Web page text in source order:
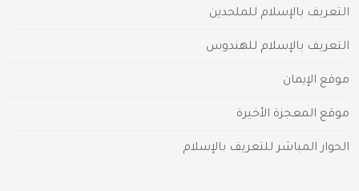
التعريف بالإسلام للملحدين
التعريف بالإسلام للهندوس
موقع الإيمان
موقع المعجزة الأخيرة
الحوار المباشر للتعريف بالإسلام